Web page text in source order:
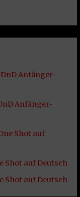
DnD Anfänger-
Anfänger-
Shot auf
Shot auf Deutsch
Shot auf Deutsch